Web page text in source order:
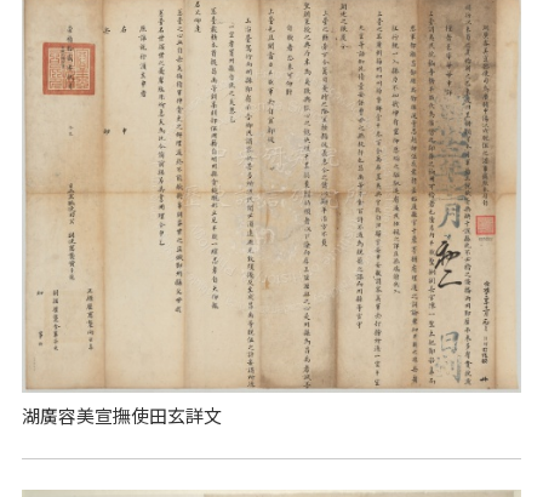
湖廣容美宣撫使田玄詳文